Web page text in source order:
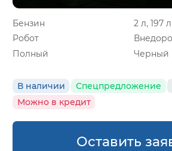
Бензин
2 л, 197
Робот
Полный
Черный
В наличии Спецпредложение
Можно в кредит
Оставить